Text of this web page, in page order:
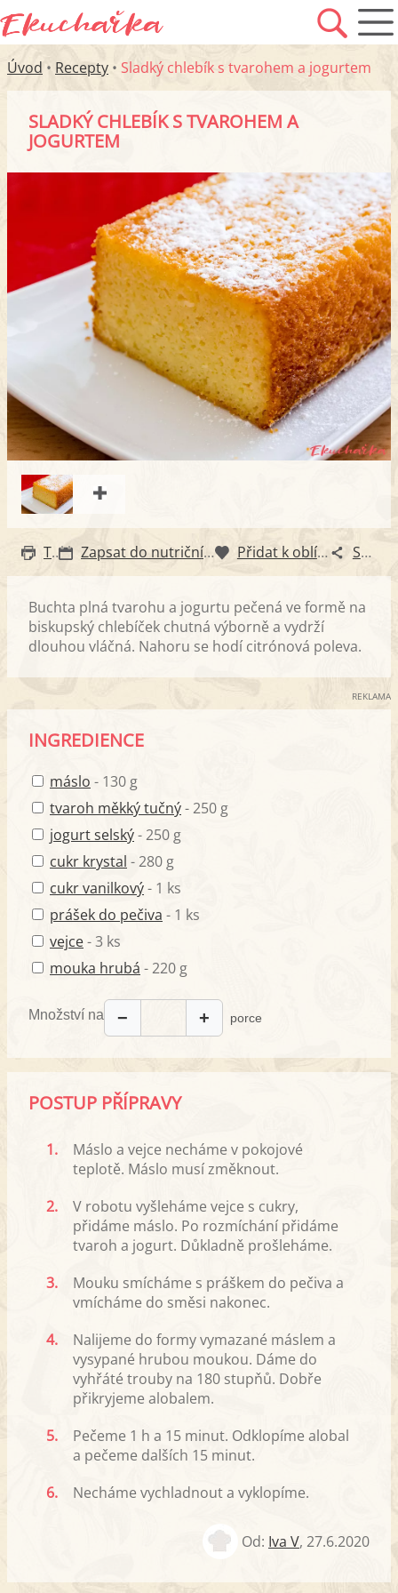
Úvod • Recepty • Sladký chlebík s tvarohem a jogurtem
SLADKÝ CHLEBÍK S TVAROHEM A
JOGURTEM
Tisk Zapsat do nutričního diáře Přidat k oblíbeným Sdílet
Buchta plná tvarohu a jogurtu pečená ve formě na
biskupský chlebíček chutná výborně a vydrží
dlouhou vláčná. Nahoru se hodí citrónová poleva.
REKLAMA
INGREDIENCE
máslo - 130 g
tvaroh měkký tučný- 250 g
jogurt selský- 250 g
cukr krystal - 280 g
cukr vanilkový- 1 ks
prášek do pečiva - 1 ks
vejce- 3 ks
mouka hrubá - 220 g
Množství na − + porce
POSTUP PŘÍPRAVY
1.
Máslo a vejce necháme v pokojové
teplotě. Máslo musí změknout.
2.
V robotu vyšleháme vejce s cukry,
přidáme máslo. Po rozmíchání přidáme
tvaroh a jogurt. Důkladně prošleháme.
3.
Mouku smícháme s práškem do pečiva a
vmícháme do směsi nakonec.
4.
Nalijeme do formy vymazané máslem a
vysypané hrubou moukou. Dáme do
vyhřáté trouby na 180 stupňů. Dobře
přikryjeme alobalem.
5.
Pečeme 1 h a 15 minut. Odklopíme alobal
a pečeme dalších 15 minut.
6.
Necháme vychladnout a vyklopíme.
Od: Iva V, 27.6.2020